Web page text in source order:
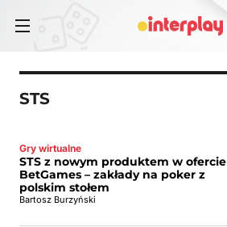
STS
Gry wirtualne
STS z nowym produktem w ofercie
BetGames – zakłady na poker z
polskim stołem
Bartosz Burzyński